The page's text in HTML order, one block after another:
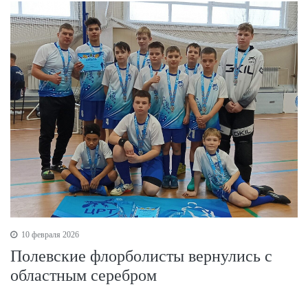
10 февраля 2026
Полевские флорболисты вернулись с
областным серебром